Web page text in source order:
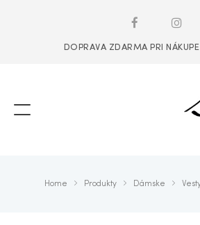
DOPRAVA ZDARMA PRI
Home Produkty Dámske